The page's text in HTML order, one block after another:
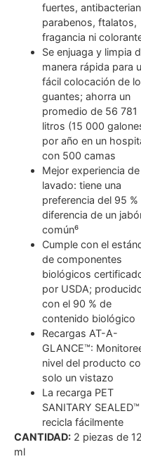
fuertes,
parabenos, ftalatos,
fragancia ni
Se enjuaga y limpia
manera rápida para
fácil colocación de
guantes; ahorra un
promedio de 56 781
litros (15 000
por año en un
con 500 camas
Mejor experiencia de
lavado: tiene una
preferencia del 95 %
diferencia de un
común⁶
Cumple con el
de componentes
biológicos
por USDA;
con el 90 % de
contenido biológico
Recargas AT-A-
GLANCE™:
nivel del producto
solo un vistazo
La recarga PET
SANITARY
recicla fácilmente
CANTIDAD: 2 piezas de
ml